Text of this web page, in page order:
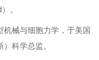
） 。
机械与细胞力学，于美国
）科学总监。